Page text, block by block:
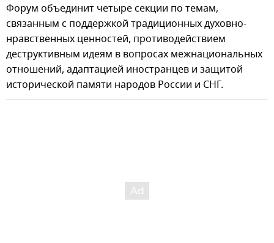
Форум объединит четыре секции по темам,
связанным с поддержкой традиционных духовно-
нравственных ценностей, противодействием
деструктивным идеям в вопросах межнациональных
отношений, адаптацией иностранцев и защитой
исторической памяти народов России и СНГ.